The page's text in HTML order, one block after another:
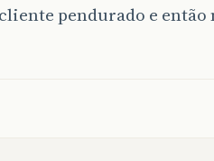
pendurado e então